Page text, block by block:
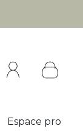
Espace pro